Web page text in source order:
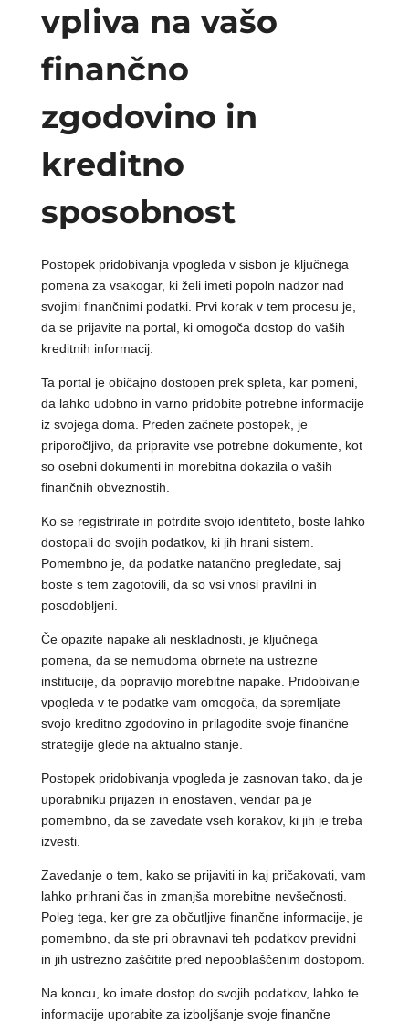
vpliva na vašo
finančno
zgodovino in
kreditno
sposobnost
Postopek pridobivanja vpogleda v sisbon je ključnega
pomena za vsakogar, ki želi imeti popoln nadzor nad
svojimi finančnimi podatki. Prvi korak v tem procesu je,
da se prijavite na portal, ki omogoča dostop do vaših
kreditnih informacij.
Ta portal je običajno dostopen prek spleta, kar pomeni,
da lahko udobno in varno pridobite potrebne informacije
iz svojega doma. Preden začnete postopek, je
priporočljivo, da pripravite vse potrebne dokumente, kot
so osebni dokumenti in morebitna dokazila o vaših
finančnih obveznostih.
Ko se registrirate in potrdite svojo identiteto, boste lahko
dostopali do svojih podatkov, ki jih hrani sistem.
Pomembno je, da podatke natančno pregledate, saj
boste s tem zagotovili, da so vsi vnosi pravilni in
posodobljeni.
Če opazite napake ali neskladnosti, je ključnega
pomena, da se nemudoma obrnete na ustrezne
institucije, da popravijo morebitne napake. Pridobivanje
vpogleda v te podatke vam omogoča, da spremljate
svojo kreditno zgodovino in prilagodite svoje finančne
strategije glede na aktualno stanje.
Postopek pridobivanja vpogleda je zasnovan tako, da je
uporabniku prijazen in enostaven, vendar pa je
pomembno, da se zavedate vseh korakov, ki jih je treba
izvesti.
Zavedanje o tem, kako se prijaviti in kaj pričakovati, vam
lahko prihrani čas in zmanjša morebitne nevšečnosti.
Poleg tega, ker gre za občutljive finančne informacije, je
pomembno, da ste pri obravnavi teh podatkov previdni
in jih ustrezno zaščitite pred nepooblaščenim dostopom.
Na koncu, ko imate dostop do svojih podatkov, lahko te
informacije uporabite za izboljšanje svoje finančne